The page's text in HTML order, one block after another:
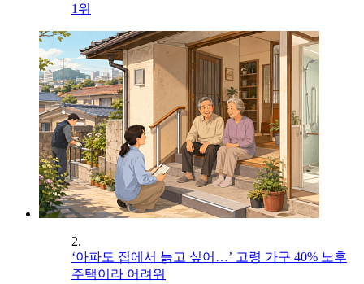
1위
2.
‘아파도 집에서 늙고 싶어…’ 고령 가구 40% 노후
주택이라 어려워